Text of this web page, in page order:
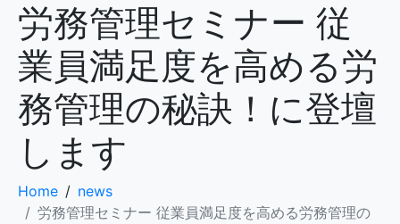
労務管理セミナー 従
業員満足度を高める労
務管理の秘訣！に登壇
します
Home
news
労務管理セミナー 従業員満足度を高める労務管理の